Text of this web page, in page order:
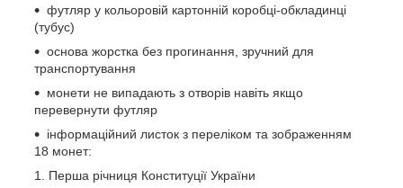
футляр у кольоровій картонній коробці-обкладинці
(тубус)
основа жорстка без прогинання, зручний для
транспортування
монети не випадають з отворів навіть якщо
перевернути футляр
інформаційний листок з переліком та зображенням
18 монет:
Перша річниця Конституції України